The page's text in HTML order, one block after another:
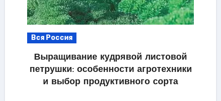
Вся Россия
Выращивание кудрявой листовой
петрушки: особенности агротехники
и выбор продуктивного сорта